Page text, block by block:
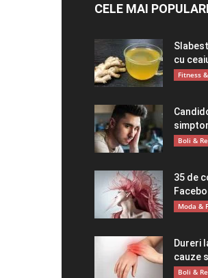
CELE MAI
cu
Fitness
Boli &
35 de
Moda &
Dureri
cauze
Boli &